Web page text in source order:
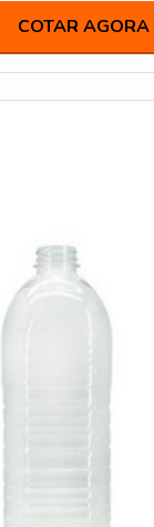
COTAR AGORA